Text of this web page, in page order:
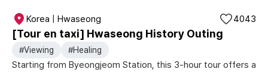
Korea | Hwaseong
[Tour en taxi] Hwaseong History Outing
4043
#Viewing #Healing
Starting from Byeongjeom Station, this 3-hour tour offers a